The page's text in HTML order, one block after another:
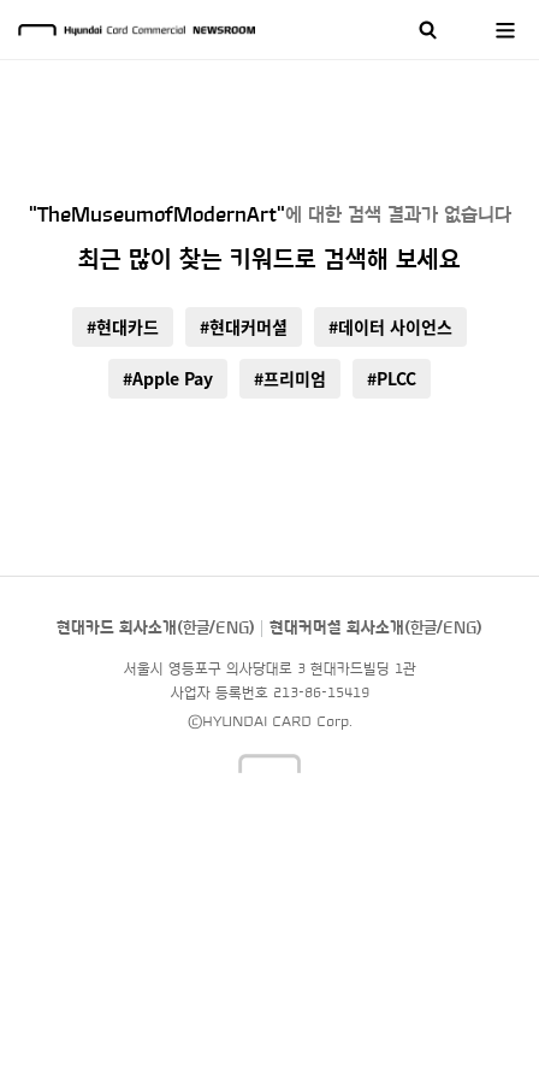
"TheMuseumofModernArt"에 대한 검색 결과가 없습니다
최근 많이 찾는 키워드로 검색해 보세요
#현대카드 #현대커머셜 #데이터 사이언스
#Apple Pay #프리미엄 #PLCC
현대카드 회사소개(한글/ENG) 현대커머셜 회사소개(한글/ENG)
서울시 영등포구 의사당대로 3 현대카드빌딩 1관
사업자 등록번호 213-86-15419
©HYUNDAI CARD Corp.